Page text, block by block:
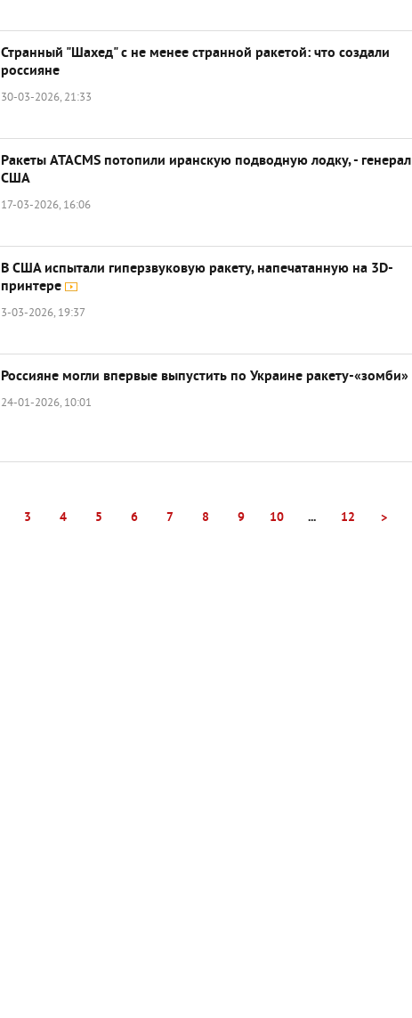
Странный "Шахед" с не менее странной ракетой: что создали
россияне
30-03-2026, 21:33
Ракеты ATACMS потопили иранскую подводную лодку, - генерал
США
17-03-2026, 16:06
В США испытали гиперзвуковую ракету, напечатанную на 3D-
принтере
3-03-2026, 19:37
Россияне могли впервые выпустить по Украине ракету-«зомби»
24-01-2026, 10:01
3 4 5 6 7 8 9 10 ... 12 >